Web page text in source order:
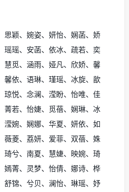
思颖、婉姿、妍怡、娴菡、娇
瑶瑶、安菡、依冰、疏若、奕
慧觅、涵雨、娅凡、欣娇、馨
馨依、语琳、瑾瑶、冰旋、歆
琼悦、念澜、滢盼、怡唯、佳
菁若、怡婕、觅蓓、娴琳、冰
滢婉、娴娜、华夏、妍依、如
薇菱、荔妍、爱菲、双蓓、姝
琦兮、南夏、慧婕、映婉、琦
嫣菁、灵梦、怡倩、娜诗、桦
舒锦、兮贝、澜怡、琳瑶、妤